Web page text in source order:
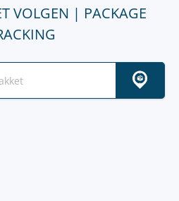
VOLGEN | PACKAGE